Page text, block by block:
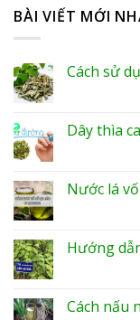
BÀI VIẾT MỚI
Cách sử
Dây thìa
Nước lá
Hướng
Cách nấu